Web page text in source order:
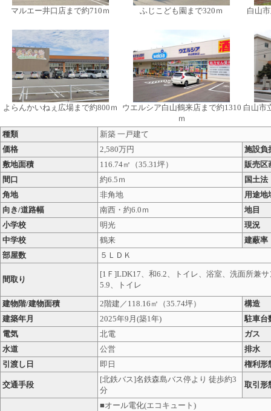
マルエー井口店まで約710ｍ ふじこども園まで320ｍ 白山
よらんかいねぇ広場まで約800ｍ
ウエルシア白山鶴来店まで約1310
ｍ
白山市
種類
新築 一戸建て
価格
2,580万円
施設負
敷地面積
116.74㎡ （35.31坪）
販売区
間口
約6.5ｍ
国土法
角地
非角地
用途地
向き/道路幅
南西・約6.0ｍ
地目
小学校
明光
現況
中学校
鶴来
建蔽率
部屋数
５ＬＤＫ
間取り
[1Ｆ]LDK17、和6.2、トイレ、浴室、洗面所兼
5.9、トイレ
建物階/建物面積 2階建／118.16㎡ （35.74坪）
構造
建築年月
2025年9月(築1年)
駐車台
電気
北電
ガス
水道
公営
排水
引渡し日
即日 権利形
交通手段
[北鉄バス]名鉄森島バス停より 徒歩約3
分
取引形
■オール電化(エコキュート)